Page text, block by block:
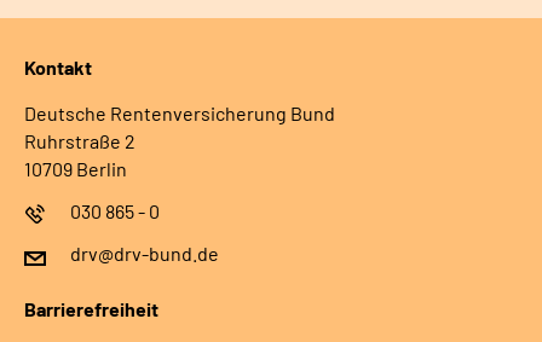
Kontakt
Deutsche Rentenversicherung Bund
Ruhrstraße 2
10709 Berlin
030 865 - 0
drv@drv-bund.de
Barrierefreiheit